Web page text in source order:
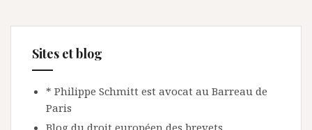
Sites et blog
* Philippe Schmitt est avocat au Barreau de
Paris
Blog du droit européen des brevets